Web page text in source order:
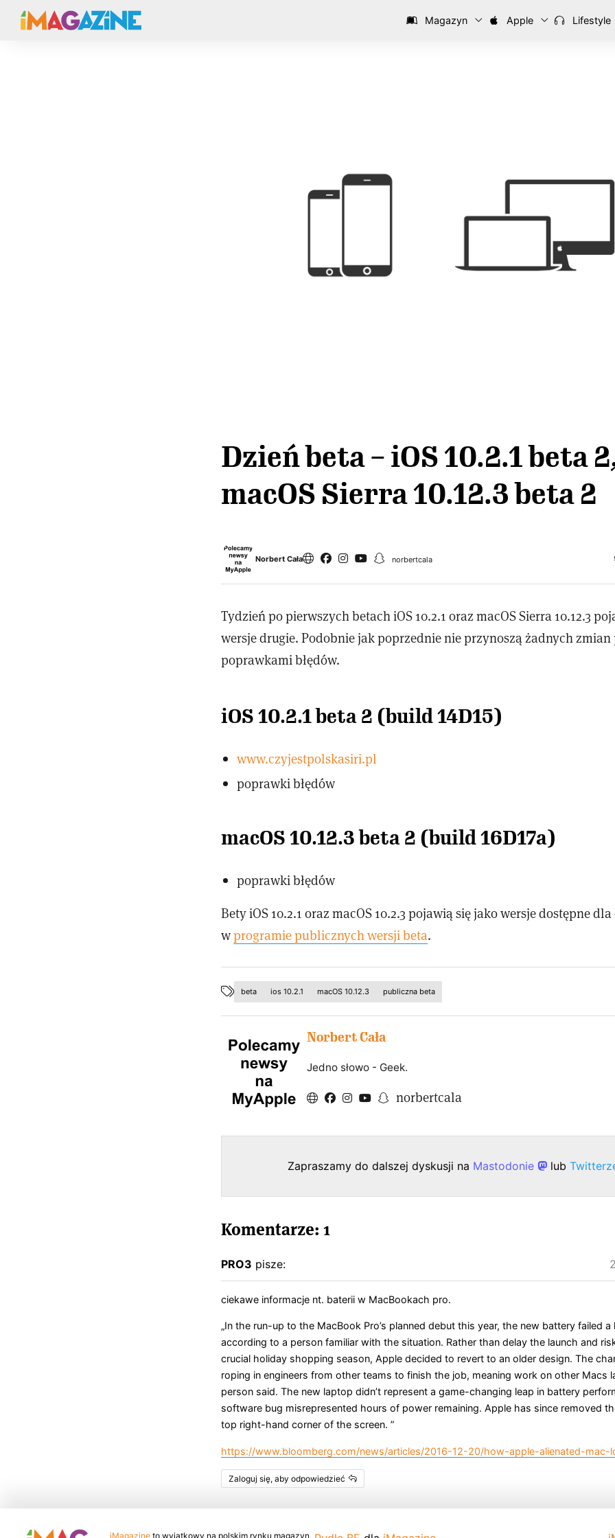
Magazyn Apple Lifestyle
Dzień beta – iOS 10.2.1 beta
macOS Sierra 10.12.3 beta 2
Norbert Cała norbertcala
Tydzień po pierwszych betach iOS 10.2.1 oraz macOS Sierra 10.12.3
wersje drugie. Podobnie jak poprzednie nie przynoszą żadnych zmian
poprawkami błędów.
iOS 10.2.1 beta 2 (build 14D15)
www.czyjestpolskasiri.pl
poprawki błędów
macOS 10.12.3 beta 2 (build 16D17a)
poprawki błędów
Bety iOS 10.2.1 oraz macOS 10.2.3 pojawią się jako wersje dostępne
wprogramie publicznych wersji beta.
beta ios 10.2.1 macOS 10.12.3 publiczna beta
Norbert Cała
Jedno słowo - Geek.
norbertcala
Zapraszamy do dalszej dyskusji na Mastodonie lub
Komentarze: 1
PRO3 pisze:
ciekawe informacje nt. baterii w MacBookach pro.
„In the run-up to the MacBook Pro’s planned debut this year, the new battery failed a
according to a person familiar with the situation. Rather than delay the launch and
crucial holiday shopping season, Apple decided to revert to an older design. The
roping in engineers from other teams to finish the job, meaning work on other Macs
person said. The new laptop didn’t represent a game-changing leap in battery
software bug misrepresented hours of power remaining. Apple has since removed
top right-hand corner of the screen. ”
https://www.bloomberg.com/news/articles/2016-12-20/how-apple-alienated-mac-
Zaloguj się, aby odpowiedzieć
iMagazine to wyjątkowy na polskim rynku magazyn,